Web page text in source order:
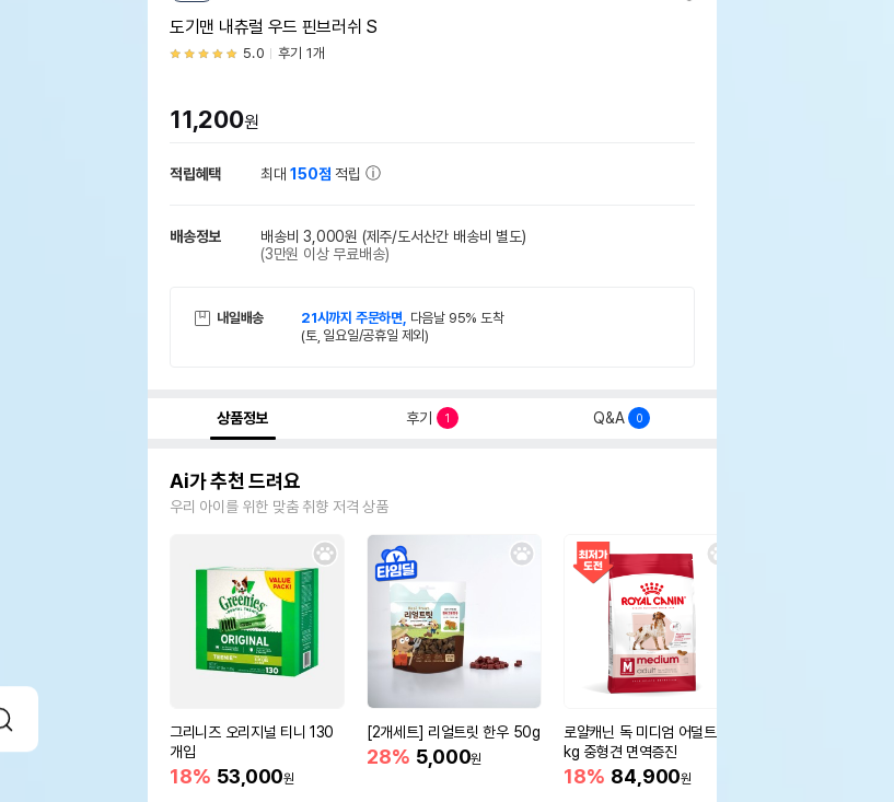
도기맨 내츄럴 우드 핀브러쉬 S
5.0 후기 1개
11,200원
적립혜택 최대150점 적립
배송정보 배송비 3,000원 (제주/도서산간 배송비 별도)
(3만원 이상 무료배송)
내일배송 21시까지 주문하면, 다음날 95% 도착
(토, 일요일/공휴일 제외)
상품정보 후기 1 Q&A 0
Ai가 추천 드려요
우리 아이를 위한 맞춤 취향 저격 상품
그리니즈 오리지널 티니 130
개입
18% 53,000원
[2개세트] 리얼트릿 한우 50g
28% 5,000원
로얄캐닌 독 미디엄 어덜트 10
kg 중형견 면역증진
18% 84,900원